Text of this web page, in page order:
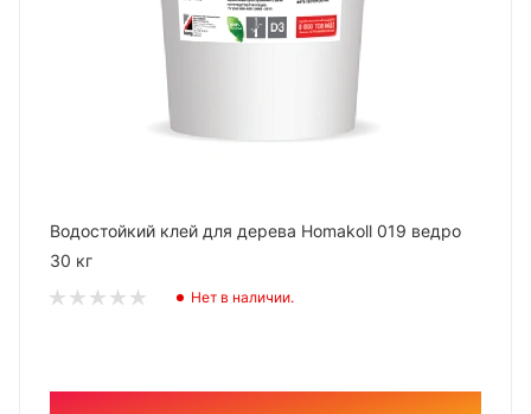
Водостойкий клей для дерева Homakoll 019 ведро
30 кг
Нет в наличии.